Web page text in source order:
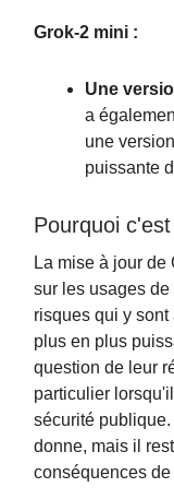
Grok-2 mini :
Une
a
une
puissante
Pourquoi
La mise à jour
sur les usages
risques qui y
plus en plus
question de leur
particulier
sécurité
donne, mais il
conséquences